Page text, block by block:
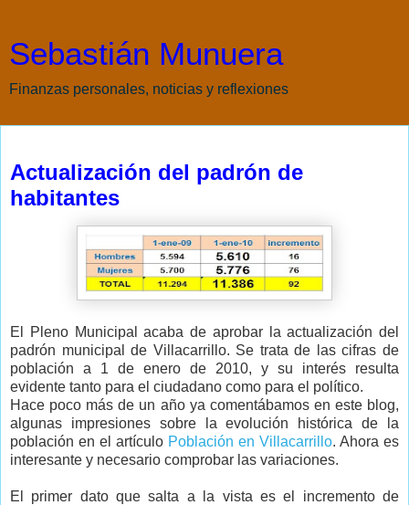
Sebastián Munuera
Finanzas personales, noticias y reflexiones
Actualización del padrón de
habitantes
El Pleno Municipal acaba de aprobar la actualización del
padrón municipal de Villacarrillo. Se trata de las cifras de
población a 1 de enero de 2010, y su interés resulta
evidente tanto para el ciudadano como para el político.
Hace poco más de un año ya comentábamos en este blog,
algunas impresiones sobre la evolución histórica de la
población en el artículo Población en Villacarrillo. Ahora es
interesante y necesario comprobar las variaciones.
El primer dato que salta a la vista es el incremento de